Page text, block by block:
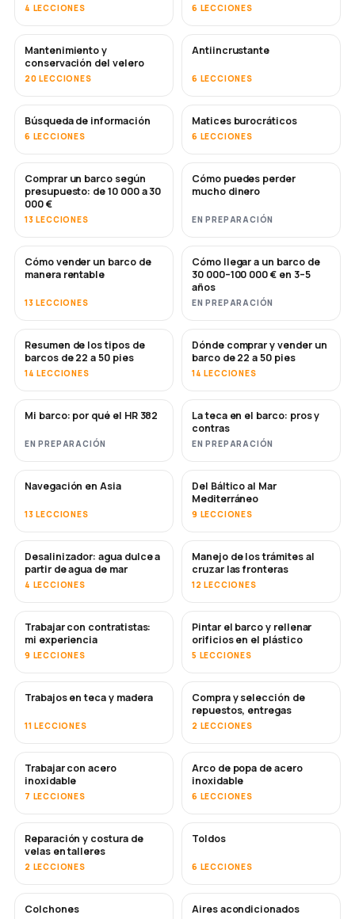
4 LECCIONES 6 LECCIONES
Mantenimiento y
conservación del velero
20 LECCIONES
PRONTO
Antiincrustante
6 LECCIONES
Búsqueda de información
6 LECCIONES
Matices burocráticos
6 LECCIONES
PRONTO
Comprar un barco según
presupuesto: de 10 000 a 30
000 €
13 LECCIONES
PRONTO
Cómo puedes perder
mucho dinero
EN PREPARACIÓN
NUEVO
Cómo vender un barco de
manera rentable
13 LECCIONES
NUEVO
Cómo llegar a un barco de
30 000–100 000 € en 3–5
años
EN PREPARACIÓN
PRONTO
Resumen de los tipos de
barcos de 22 a 50 pies
14 LECCIONES
PRONTO
Dónde comprar y vender un
barco de 22 a 50 pies
14 LECCIONES
PRONTO
Mi barco: por qué el HR 382
EN PREPARACIÓN
PRONTO
La teca en el barco: pros y
contras
EN PREPARACIÓN
PRONTO
Navegación en Asia
13 LECCIONES
PRONTO
Del Báltico al Mar
Mediterráneo
9 LECCIONES
PRONTO
Desalinizador: agua dulce a
partir de agua de mar
4 LECCIONES
Manejo de los trámites al
cruzar las fronteras
12 LECCIONES
PRONTO
Trabajar con contratistas:
mi experiencia
9 LECCIONES
PRONTO
Pintar el barco y rellenar
orificios en el plástico
5 LECCIONES
Trabajos en teca y madera
11 LECCIONES
PRONTO
Compra y selección de
repuestos, entregas
2 LECCIONES
PRONTO
Trabajar con acero
inoxidable
7 LECCIONES
Arco de popa de acero
inoxidable
6 LECCIONES
PRONTO
Reparación y costura de
velas en talleres
2 LECCIONES
Toldos
6 LECCIONES
Colchones PRONTO
Aires acondicionados